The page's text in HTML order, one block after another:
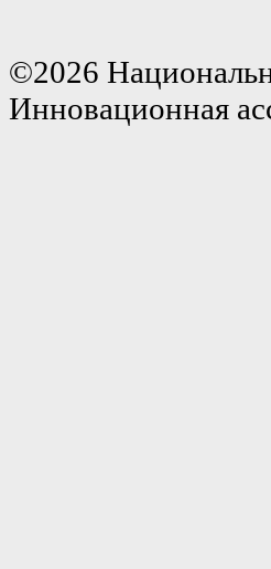
©2026
Инновационная